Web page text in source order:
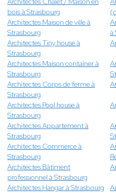
bois à Strasbourg
Architectes Maison de ville à
Strasbourg
à
Architectes Tiny house à
Strasbourg
Architectes Maison container à
Strasbourg
Architectes Corps de ferme à
Strasbourg
Architectes Pool house à
Strasbourg
Architectes Appartement à
Strasbourg
Architectes Commerce à
Strasbourg
Architectes Bâtiment
professionnel à Strasbourg
Architectes Hangar à Strasbourg